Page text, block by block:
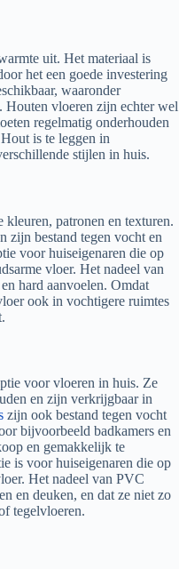
uit. Het materiaal is
het een goede investering
waaronder
Houten vloeren zijn echter wel
regelmatig onderhouden
is te leggen in
stijlen in huis.
patronen en texturen.
zijn bestand tegen vocht en
voor huiseigenaren die op
vloer. Het nadeel van
hard aanvoelen. Omdat
ook in vochtigere ruimtes
voor vloeren in huis. Ze
en zijn verkrijgbaar in
zijn ook bestand tegen vocht
bijvoorbeeld badkamers en
en gemakkelijk te
is voor huiseigenaren die op
Het nadeel van PVC
en deuken, en dat ze niet zo
tegelvloeren.